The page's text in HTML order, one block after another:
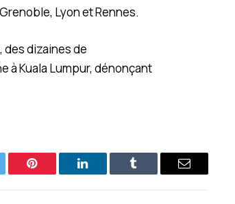
Lyon et Rennes.
des dizaines de
à Kuala Lumpur, dénonçant
Pinterest LinkedIn Tumblr
E-